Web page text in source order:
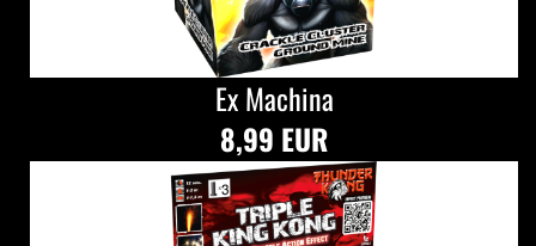
Ex Machina
8,99 EUR